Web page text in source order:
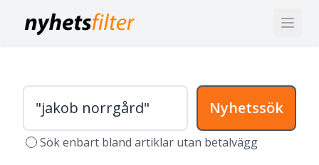
Nyhetssök
Sök enbart bland artiklar utan betalvägg